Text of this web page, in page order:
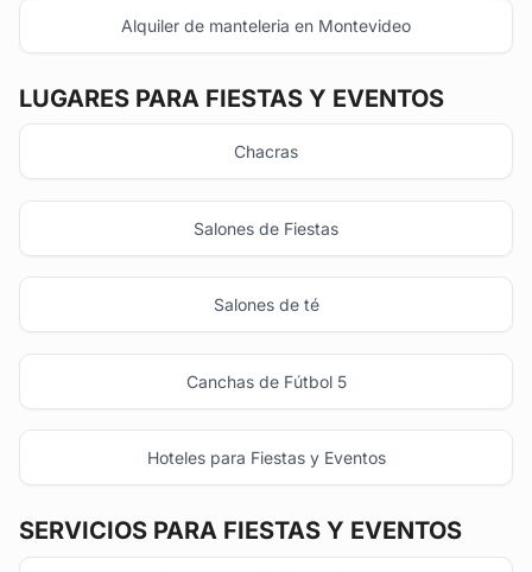
Alquiler de manteleria en Montevideo
LUGARES PARA FIESTAS Y EVENTOS
Chacras
Salones de Fiestas
Salones de té
Canchas de Fútbol 5
Hoteles para Fiestas y Eventos
SERVICIOS PARA FIESTAS Y EVENTOS